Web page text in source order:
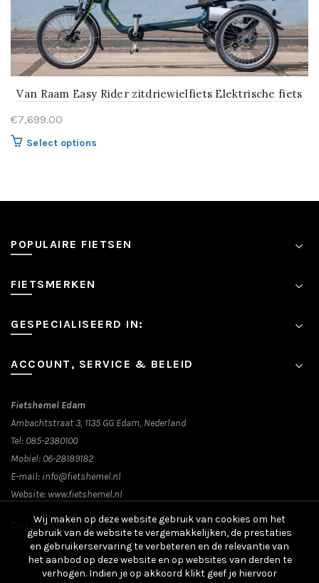
Van Raam Easy Rider zitdriewielfiets Elektrische fiets
€7,699.00
Select options
POPULAIRE FIETSEN
FIETSMERKEN
GESPECIALISEERD IN:
ACCOUNT, SERVICE & BELEID
Fietshemel Edam
Ambachtstraat 3, 1135 GG Edam, Nederland
Tel: 085-2380100
Mobiel: 06-28189182
E-mail: info@fietshemel.nl
Website: www.fietshemel.nl
Openingstijden: Ma-Vr 09:30-18:00, Za 09:30-18:00
Wij maken op deze website gebruik van cookies om het
gebruik van de website te vergemakkelijken, de prestaties
en gebruikerservaring te verbeteren en de relevantie van
het aanbod op deze website en op websites van derden te
verhogen. Indien je op akkoord klikt geef je hiervoor